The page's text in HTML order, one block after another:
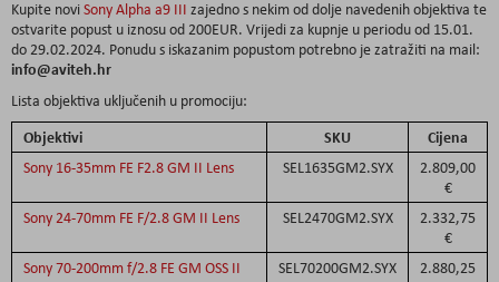
Kupite noviSony Alpha a9 III zajedno s nekim od dolje navedenih objektiva te
ostvarite popust u iznosu od 200EUR. Vrijedi za kupnje u periodu od 15.01.
do 29.02.2024. Ponudu s iskazanim popustom potrebno je zatražiti na mail:
info@aviteh.hr
Lista objektiva uključenih u promociju:
Objektivi SKU Cijena
Sony 16-35mm FE F2.8 GM II Lens SEL1635GM2.SYX
2.809,00
€
Sony 24-70mm FE F/2.8 GM II Lens
SEL2470GM2.SYX
2.332,75
€
Sony 70-200mm f/2.8 FE GM OSS II
SEL70200GM2.SYX
2.880,25